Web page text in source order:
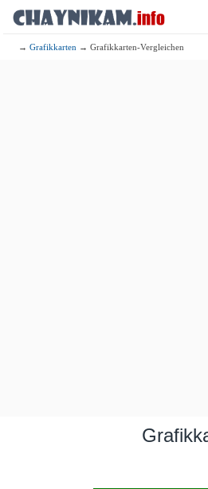
→Grafikkarten → Grafikkarten-Vergleichen